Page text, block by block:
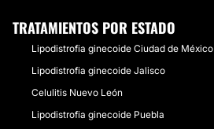
TRATAMIENTOS POR ESTADO
Lipodistrofia ginecoide Ciudad de México
Lipodistrofia ginecoide Jalisco
Celulitis Nuevo León
Lipodistrofia ginecoide Puebla